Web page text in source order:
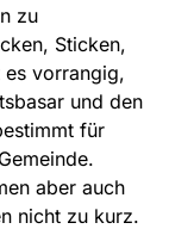
zu
Sticken,
es vorrangig,
und den
für
aber auch
nicht zu kurz.